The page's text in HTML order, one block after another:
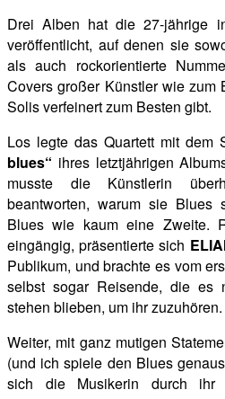
Drei Alben hat die 27-jährige
veröffentlicht, auf denen sie
als auch rockorientierte
Covers großer Künstler wie zum
Solis verfeinert zum Besten gibt.
Los legte das Quartett mit dem
blues“ ihres letztjährigen
musste die Künstlerin
beantworten, warum sie Blues
Blues wie kaum eine Zweite.
eingängig, präsentierte sich
Publikum, und brachte es vom
selbst sogar Reisende, die es
stehen blieben, um ihr zuzuhören.
Weiter, mit ganz mutigen
(und ich spiele den Blues
sich die Musikerin durch ihr